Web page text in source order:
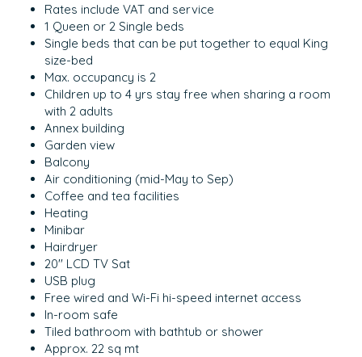
Rates include VAT and service
1 Queen or 2 Single beds
Single beds that can be put together to equal King
size-bed
Max. occupancy is 2
Children up to 4 yrs stay free when sharing a room
with 2 adults
Annex building
Garden view
Balcony
Air conditioning (mid-May to Sep)
Coffee and tea facilities
Heating
Minibar
Hairdryer
20'' LCD TV Sat
USB plug
Free wired and Wi-Fi hi-speed internet access
In-room safe
Tiled bathroom with bathtub or shower
Approx. 22 sq mt